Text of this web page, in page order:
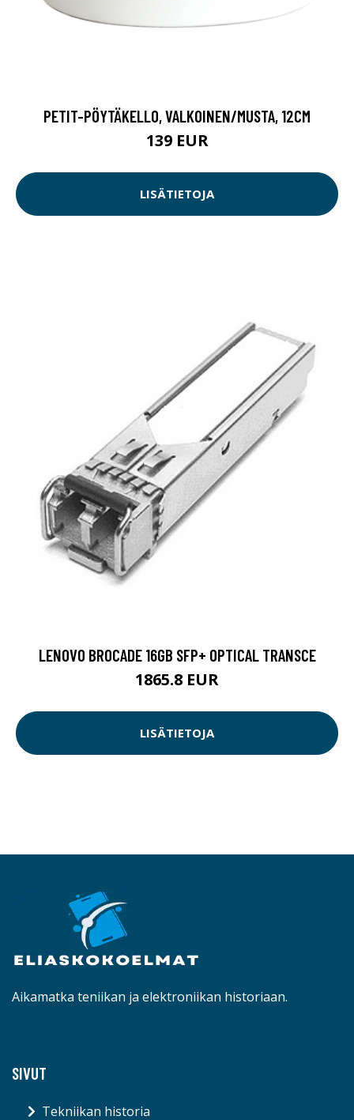
PETIT-PÖYTÄKELLO, VALKOINEN/MUSTA, 12CM
139 EUR
LISÄTIETOJA
LENOVO BROCADE 16GB SFP+ OPTICAL TRANSCE
1865.8 EUR
LISÄTIETOJA
Aikamatka teniikan ja elektroniikan historiaan.
SIVUT
Tekniikan historia